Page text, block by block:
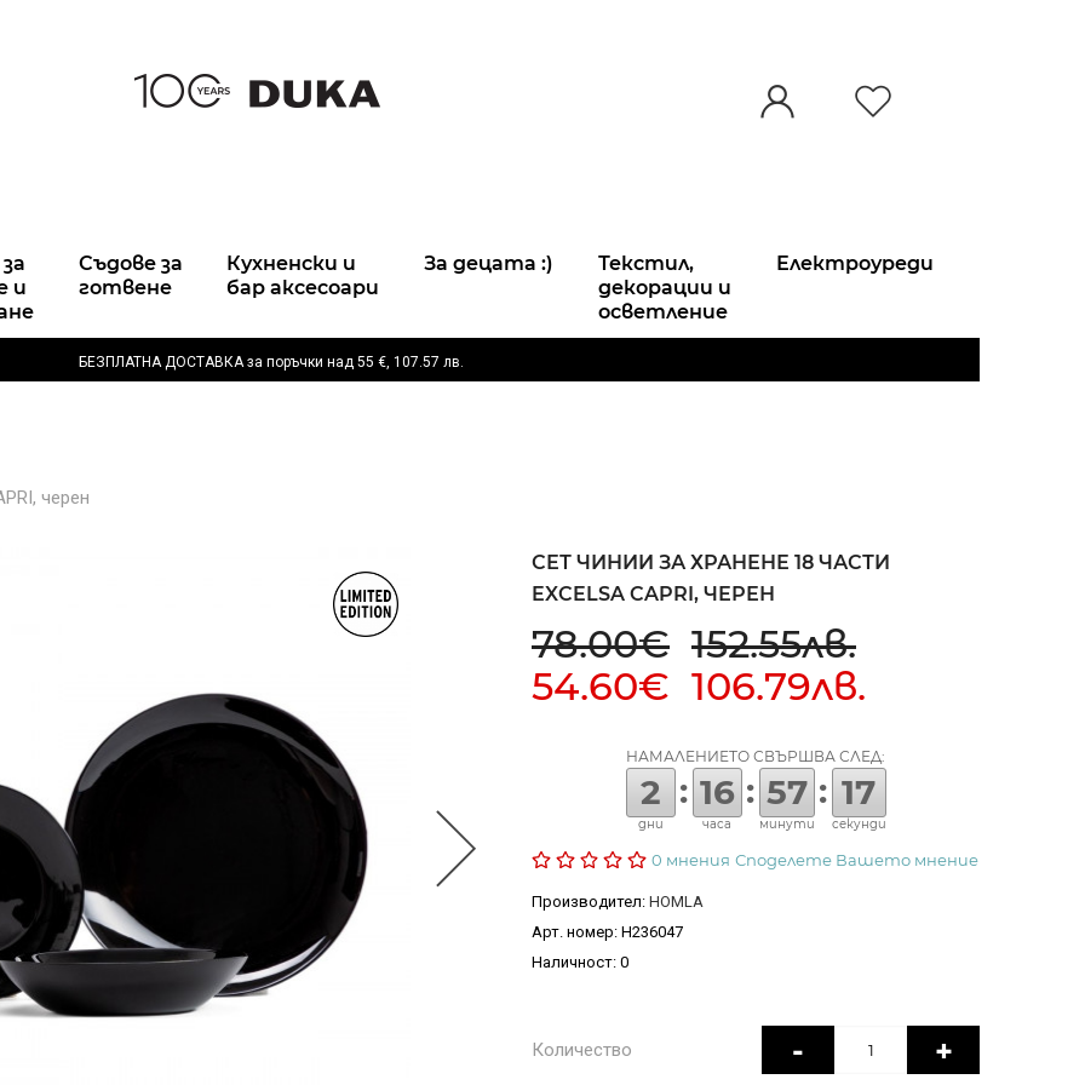
и
Съдове за
готвене
Кухненски и
бар аксесоари
За децата :)
Текстил,
декорации и
осветление
Електроуреди
БЕЗПЛАТНА ДОСТАВКА за поръчки над 55 €, 107.57 лв.
черен
СЕТ ЧИНИИ ЗА ХРАНЕНЕ 18 ЧАСТИ
EXCELSA CAPRI, ЧЕРЕН
78.00€ 152.55лв.
54.60€ 106.79лв.
НАМАЛЕНИЕТО СВЪРШВА СЛЕД:
2
дни
: 16
часа
: 57
минути
: 16
секунди
0 мнения Споделете Вашето мнение
Производител: HOMLA
Арт. номер: H236047
Наличност: 0
Количество - +